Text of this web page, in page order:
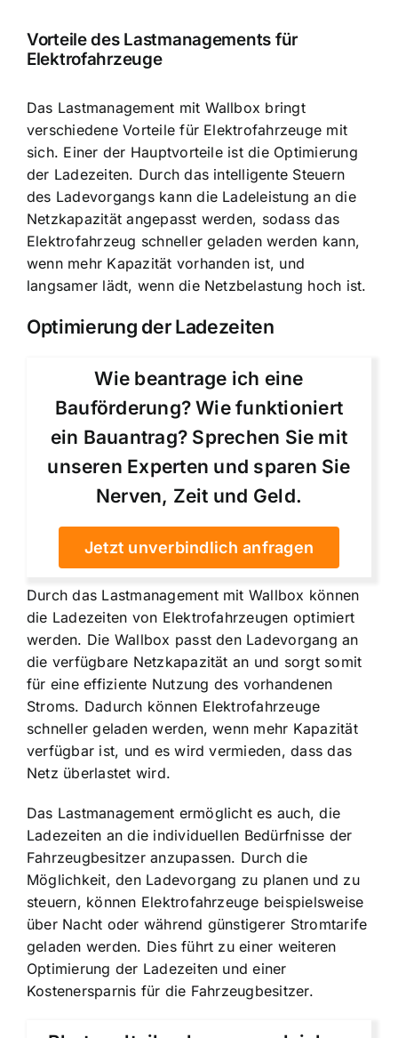
Vorteile des Lastmanagements für
Elektrofahrzeuge
Das Lastmanagement mit Wallbox bringt
verschiedene Vorteile für Elektrofahrzeuge mit
sich. Einer der Hauptvorteile ist die Optimierung
der Ladezeiten. Durch das intelligente Steuern
des Ladevorgangs kann die Ladeleistung an die
Netzkapazität angepasst werden, sodass das
Elektrofahrzeug schneller geladen werden kann,
wenn mehr Kapazität vorhanden ist, und
langsamer lädt, wenn die Netzbelastung hoch ist.
Optimierung der Ladezeiten
Wie beantrage ich eine
Bauförderung? Wie funktioniert
ein Bauantrag? Sprechen Sie mit
unseren Experten und sparen Sie
Nerven, Zeit und Geld.
Jetzt unverbindlich anfragen
Durch das Lastmanagement mit Wallbox können
die Ladezeiten von Elektrofahrzeugen optimiert
werden. Die Wallbox passt den Ladevorgang an
die verfügbare Netzkapazität an und sorgt somit
für eine effiziente Nutzung des vorhandenen
Stroms. Dadurch können Elektrofahrzeuge
schneller geladen werden, wenn mehr Kapazität
verfügbar ist, und es wird vermieden, dass das
Netz überlastet wird.
Das Lastmanagement ermöglicht es auch, die
Ladezeiten an die individuellen Bedürfnisse der
Fahrzeugbesitzer anzupassen. Durch die
Möglichkeit, den Ladevorgang zu planen und zu
steuern, können Elektrofahrzeuge beispielsweise
über Nacht oder während günstigerer Stromtarife
geladen werden. Dies führt zu einer weiteren
Optimierung der Ladezeiten und einer
Kostenersparnis für die Fahrzeugbesitzer.